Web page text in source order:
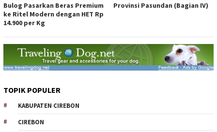
Bulog Pasarkan Beras Premium
ke Ritel Modern dengan HET Rp
14.900 per Kg
Provinsi Pasundan (Bagian IV)
TOPIK POPULER
KABUPATEN CIREBON
CIREBON